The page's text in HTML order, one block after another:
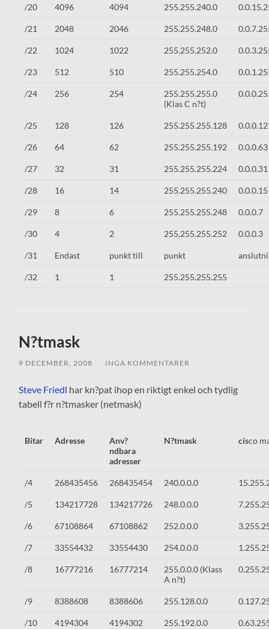
/20 4096 4094 255.255.240.0
/21 2048 2046 255.255.248.0
/22 1024 1022 255.255.252.0
/23 512 510 255.255.254.0
/24 256 254
255.255.255.0
(Klas C n?t)
/25 128 126 255.255.255.128
/26 64 62 255.255.255.192 0.0.0.63
/27 32 31 255.255.255.224 0.0.0.31
/28 16 14 255.255.255.240 0.0.0.15
/29 8 6 255.255.255.248 0.0.0.7
/30 4 2 255.255.255.252 0.0.0.3
/31 Endast punkt till punkt
/32 1 1 255.255.255.255
N?tmask
9 DECEMBER, 2008 INGA KOMMENTARER
Steve Friedl har kn?pat ihop en riktigt enkel och tydlig
tabell f?r n?tmasker (netmask)
Bitar Adresse
Anv?
ndbara
adresser
N?tmask cisco
/4 268435456 268435454 240.0.0.0
/5 134217728 134217726 248.0.0.0
/6 67108864 67108862 252.0.0.0
/7 33554432 33554430 254.0.0.0
/8 16777216 16777214
255.0.0.0 (Klass
A n?t)
/9 8388608 8388606 255.128.0.0
/10 4194304 4194302 255.192.0.0